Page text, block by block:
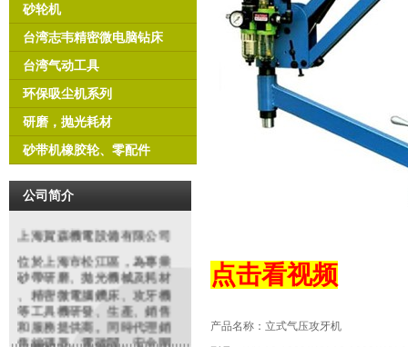
砂轮机
台湾志韦精密微电脑钻床
台湾气动工具
环保吸尘机系列
研磨，抛光耗材
砂带机橡胶轮、零配件
公司简介
上海賀森機電設備有限公司
位於上海市松江區，為專業
砂帶研磨 、拋光機械及耗材
、精密微電腦鑽床、攻牙機
等工具機研發、生產、銷售
和服務提供商。同時代理銷
售編碼器、電磁閥、安全開
点击看视频
产品名称： 立式气压攻牙机